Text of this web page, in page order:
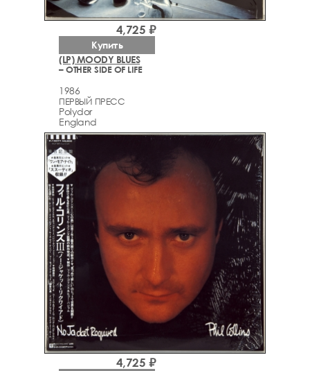
(LP) MOODY BLUES
– OTHER SIDE OF LIFE
1986
ПЕРВЫЙ ПРЕСС
Polydor
England
4,725 ₽
Купить
4,725 ₽